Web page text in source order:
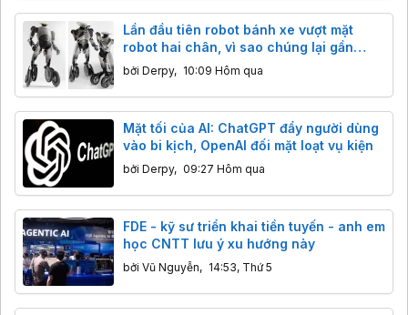
Lần đầu tiên robot bánh xe vượt mặt
robot hai chân, vì sao chúng lại gần
thương mại hóa hơn?
bởi Derpy, 10:09 Hôm qua
Mặt tối của AI: ChatGPT đẩy người dùng
vào bi kịch, OpenAI đối mặt loạt vụ kiện
bởi Derpy, 09:27 Hôm qua
FDE - kỹ sư triển khai tiền tuyến - anh em
học CNTT lưu ý xu hướng này
bởi Vũ Nguyễn, 14:53, Thứ 5